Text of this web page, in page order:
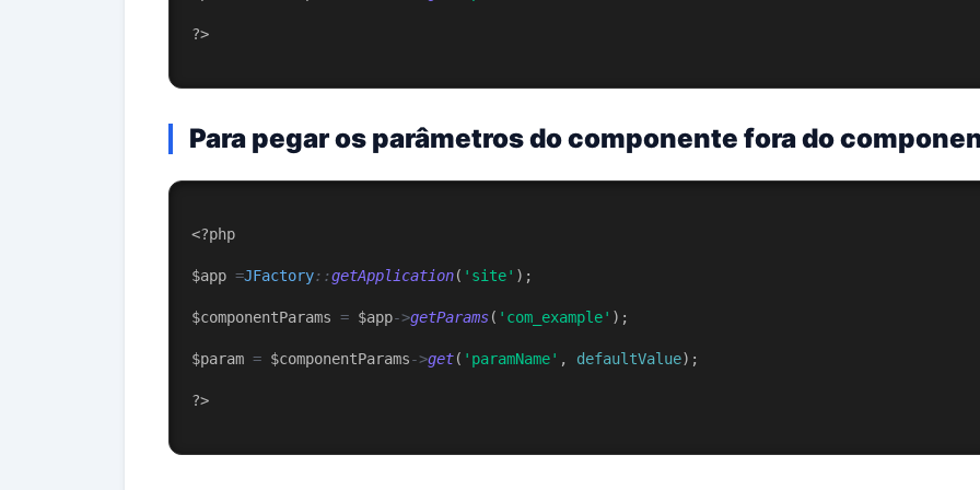
?>
Para pegar os parâmetros do componente fora do
<?php
$app =JFactory::getApplication( 'site' );
$componentParams = $app->getParams( 'com_example' );
$param = $componentParams->get( 'paramName' , defaultValue);
?>